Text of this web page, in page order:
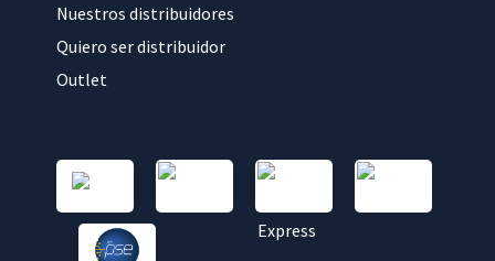
Nuestros distribuidores
Quiero ser distribuidor
Outlet